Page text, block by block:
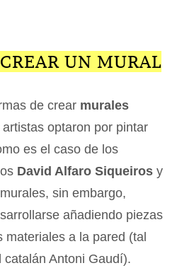
UN MURAL
de crear murales
optaron por pintar
es el caso de los
David Alfaro Siqueiros y
sin embargo,
añadiendo piezas
materiales a la pared (tal
Antoni Gaudí).